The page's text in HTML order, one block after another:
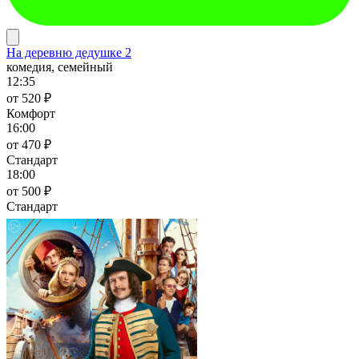
На деревню дедушке 2
комедия, семейный
12:35
от 520 ₽
Комфорт
16:00
от 470 ₽
Стандарт
18:00
от 500 ₽
Стандарт